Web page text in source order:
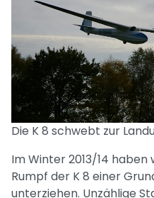
Die K 8 schwebt zur
Im Winter 2013/14
Rumpf der K 8 einer
unterziehen. Unzählige